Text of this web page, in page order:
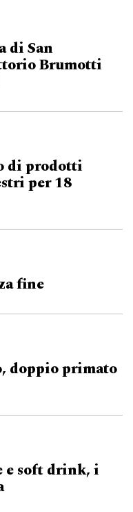
di San
Brumotti
di prodotti
per 18
fine
doppio primato
e soft drink, i